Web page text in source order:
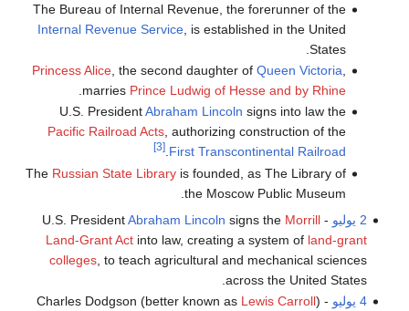
The Bureau of Internal Revenue, the forerunner of the
Internal Revenue Service , is established in the United
States.
Princess Alice , the second daughter ofQueen Victoria
marries Prince Ludwig of Hesse and by Rhine
U.S. PresidentAbraham Lincoln signs into law the
Pacific Railroad Acts, authorizing construction of the
First Transcontinental Railroad
.
[3]
The Russian State Library is founded, as The Library of
the Moscow Public Museum.
2 يوليو
- U.S. President
Abraham Lincoln signs the Morrill
Land-Grant Actinto law, creating a system of land-grant
colleges, to teach agricultural and mechanical sciences
across the United States.
4 يوليو
- Charles Dodgson (better known as
Lewis Carroll)